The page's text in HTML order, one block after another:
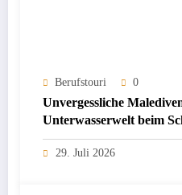
Berufstouri 0
Unvergessliche
Unterwasserwelt beim
29. Juli 2026